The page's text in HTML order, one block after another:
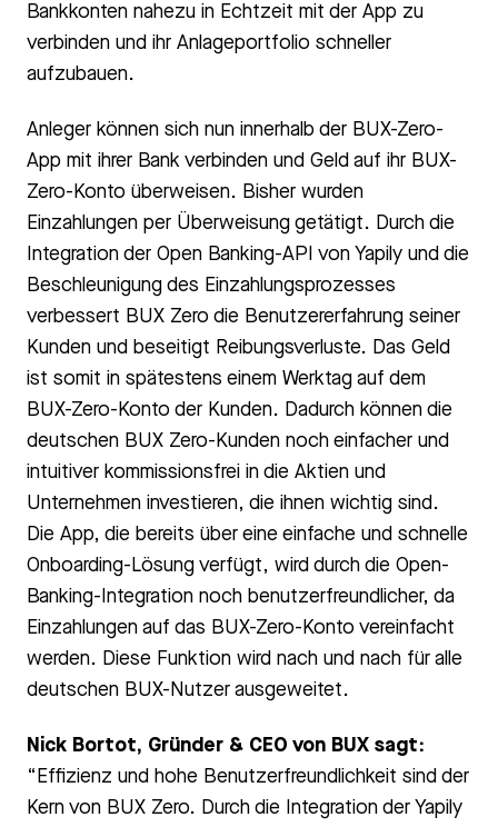
Bankkonten nahezu in Echtzeit mit der App zu
verbinden und ihr Anlageportfolio schneller
aufzubauen.
Anleger können sich nun innerhalb der BUX-Zero-
App mit ihrer Bank verbinden und Geld auf ihr BUX-
Zero-Konto überweisen. Bisher wurden
Einzahlungen per Überweisung getätigt. Durch die
Integration der Open Banking-API von Yapily und die
Beschleunigung des Einzahlungsprozesses
verbessert BUX Zero die Benutzererfahrung seiner
Kunden und beseitigt Reibungsverluste. Das Geld
ist somit in spätestens einem Werktag auf dem
BUX-Zero-Konto der Kunden. Dadurch können die
deutschen BUX Zero-Kunden noch einfacher und
intuitiver kommissionsfrei in die Aktien und
Unternehmen investieren, die ihnen wichtig sind.
Die App, die bereits über eine einfache und schnelle
Onboarding-Lösung verfügt, wird durch die Open-
Banking-Integration noch benutzerfreundlicher, da
Einzahlungen auf das BUX-Zero-Konto vereinfacht
werden. Diese Funktion wird nach und nach für alle
deutschen BUX-Nutzer ausgeweitet.
Nick Bortot, Gründer & CEO von BUX sagt:
“Effizienz und hohe Benutzerfreundlichkeit sind der
Kern von BUX Zero. Durch die Integration der Yapily